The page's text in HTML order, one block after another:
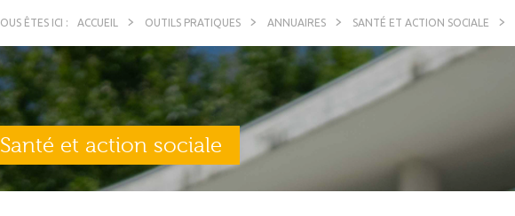
ACCUEIL OUTILS PRATIQUES ANNUAIRES SANTÉ ET ACTION SOCIALE
Santé et action sociale